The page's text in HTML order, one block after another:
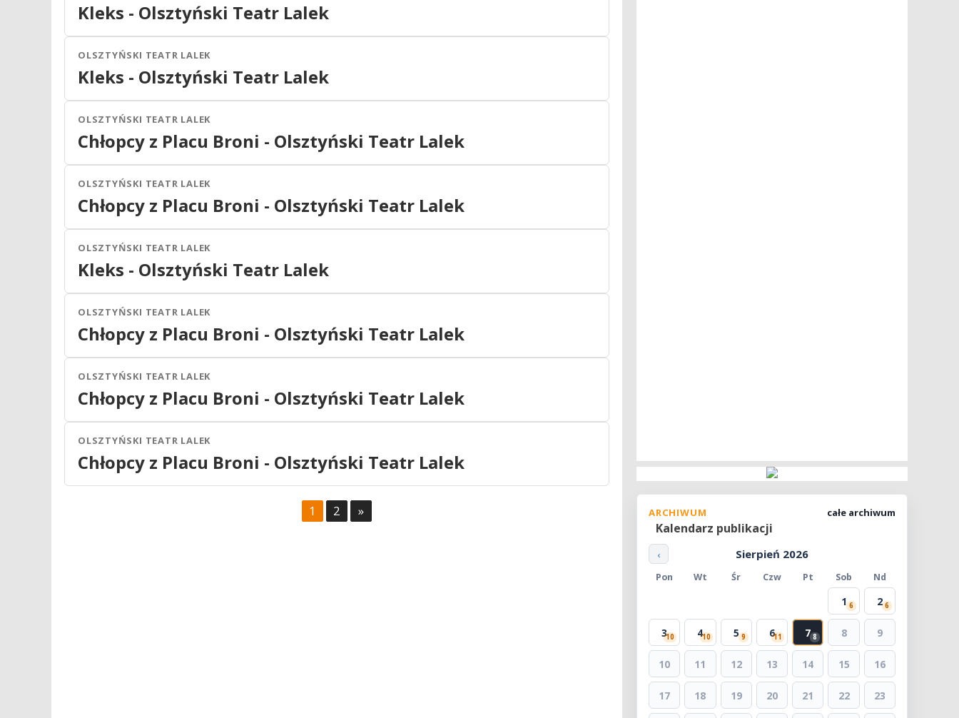
04 MAR 09:00
Kleks - Olsztyński Teatr Lalek
Olsztyn Teatr
05 MAR 09:00
OLSZTYŃSKI TEATR LALEK
Kleks - Olsztyński Teatr Lalek
Olsztyn Teatr
06 MAR 09:00
OLSZTYŃSKI TEATR LALEK
Chłopcy z Placu Broni - Olsztyński Teatr Lalek
Olsztyn Teatr
07 MAR 17:00
OLSZTYŃSKI TEATR LALEK
Chłopcy z Placu Broni - Olsztyński Teatr Lalek
Olsztyn Teatr
08 MAR 16:00
OLSZTYŃSKI TEATR LALEK
Kleks - Olsztyński Teatr Lalek
Olsztyn Teatr
08 MAR 19:00
OLSZTYŃSKI TEATR LALEK
Chłopcy z Placu Broni - Olsztyński Teatr Lalek
Olsztyn Teatr
10 MAR 09:00
OLSZTYŃSKI TEATR LALEK
Chłopcy z Placu Broni - Olsztyński Teatr Lalek
Olsztyn Teatr
11 MAR 09:00
OLSZTYŃSKI TEATR LALEK
Chłopcy z Placu Broni - Olsztyński Teatr Lalek
1 2 » ARCHIWUM
Kalendarz publikacji
całe archiwum
‹ Sierpień 2026
Pon Wt Śr Czw Pt Sob Nd
1 6 2 6
310 410 5 9 611 7 8 8 9
10 11 12 13 14 15 16
17 18 19 20 21 22 23